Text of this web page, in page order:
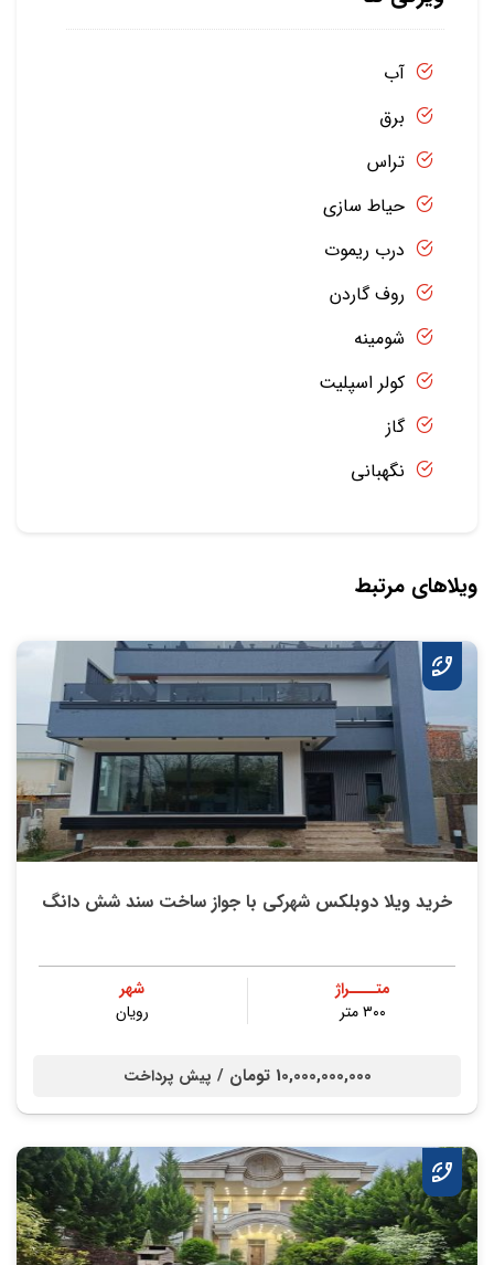
آب
برق
تراس
حیاط سازی
درب ریموت
روف گاردن
شومینه
کولر اسپلیت
گاز
نگهبانی
ویلاهای مرتبط
خرید ویلا دوبلکس شهرکی با جواز ساخت سند شش دانگ
متــــراژ
۳۰۰ متر
شهر
رویان
10,000,000,000 تومان / پیش پرداخت